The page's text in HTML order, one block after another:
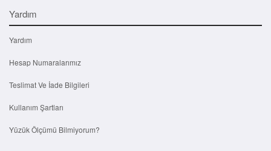
Yardım
Yardım
Hesap Numaralarımız
Teslimat Ve İade Bilgileri
Kullanım Şartları
Yüzük Ölçümü Bilmiyorum?